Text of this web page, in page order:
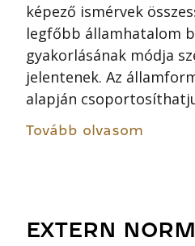
képező ismérvek
legfőbb államhatalom
gyakorlásának módja
jelentenek. Az
alapján
Tovább olvasom
EXTERN